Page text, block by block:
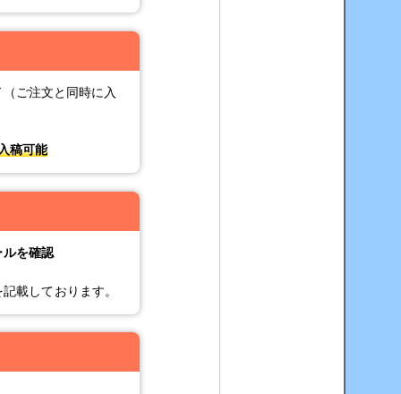
ご注文と同時に入
稿可能
を確認
記載しております。